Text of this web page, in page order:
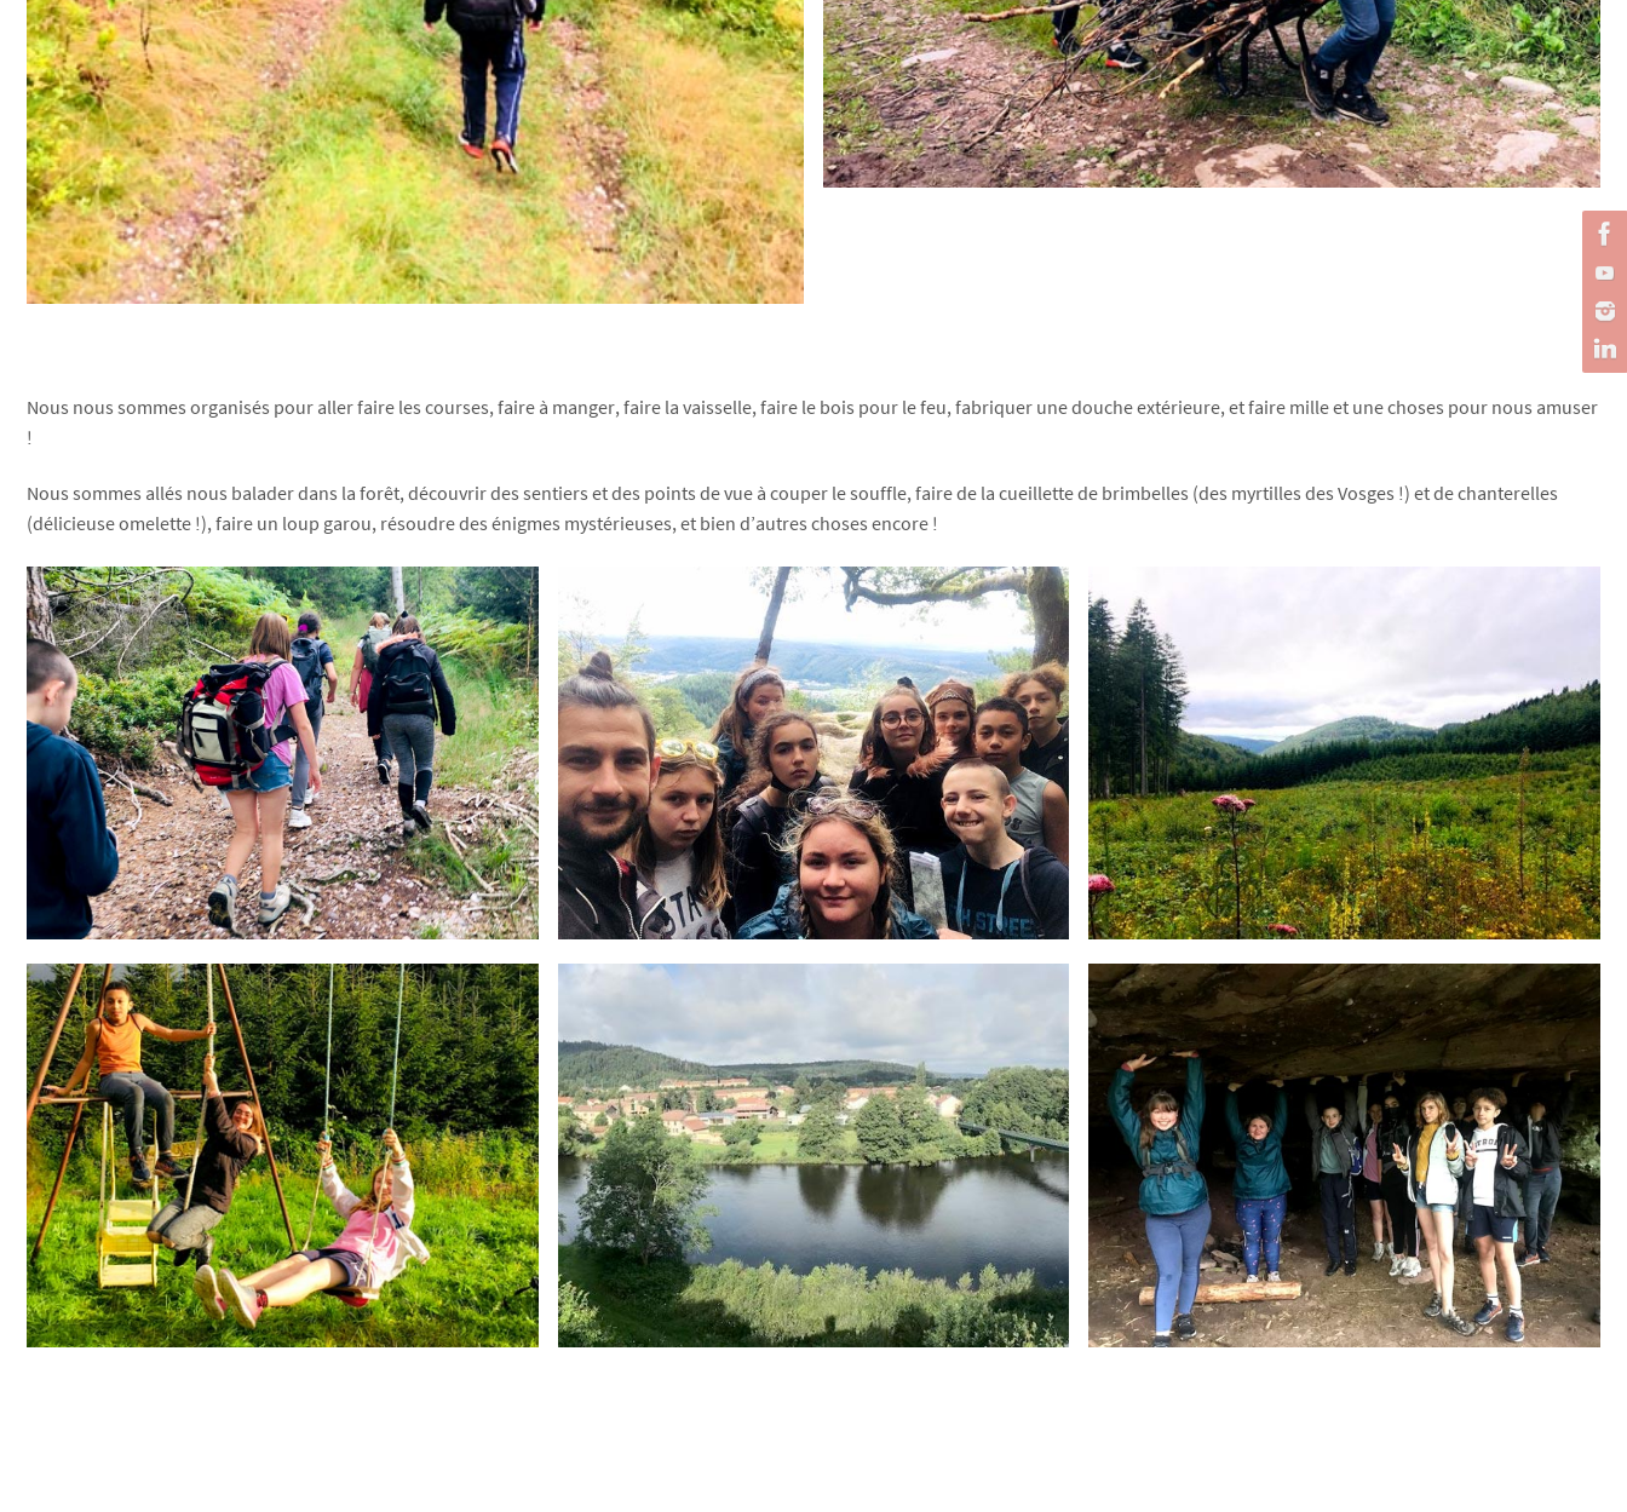
Nous nous sommes organisés pour aller faire les courses, faire à manger, faire la vaisselle, faire le bois pour le feu, fabriquer une douche extérieure, et faire mille et une choses pour nous amuser
!
Nous sommes allés nous balader dans la forêt, découvrir des sentiers et des points de vue à couper le souffle, faire de la cueillette de brimbelles (des myrtilles des Vosges !) et de chanterelles
(délicieuse omelette !), faire un loup garou, résoudre des énigmes mystérieuses, et bien d’autres choses encore !